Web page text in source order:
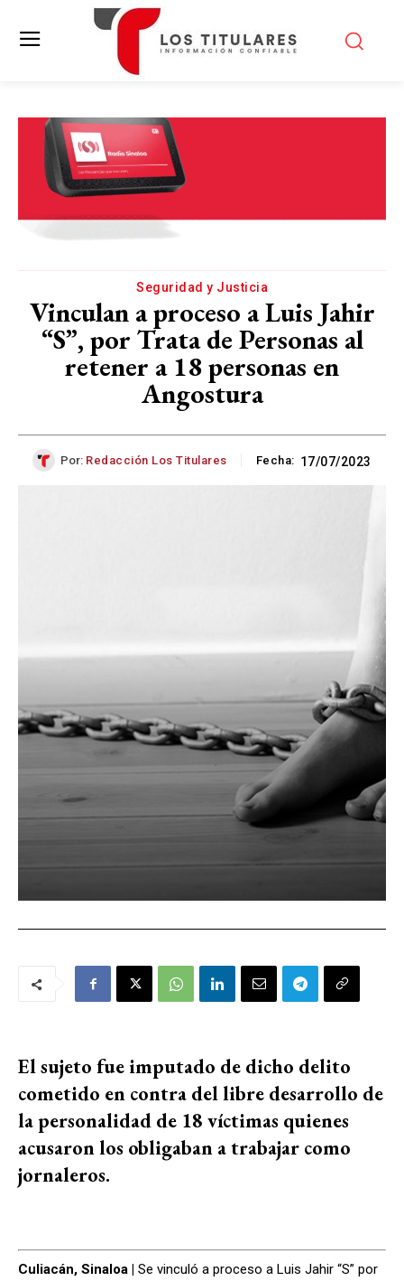
Seguridad y Justicia
Vinculan a proceso a Luis Jahir
“S”, por Trata de Personas al
retener a 18 personas en
Angostura
Por: Redacción Los Titulares Fecha: 17/07/2023
El sujeto fue imputado de dicho delito
cometido en contra del libre desarrollo de
la personalidad de 18 víctimas quienes
acusaron los obligaban a trabajar como
jornaleros.
Culiacán, Sinaloa | Se vinculó a proceso a Luis Jahir “S” por